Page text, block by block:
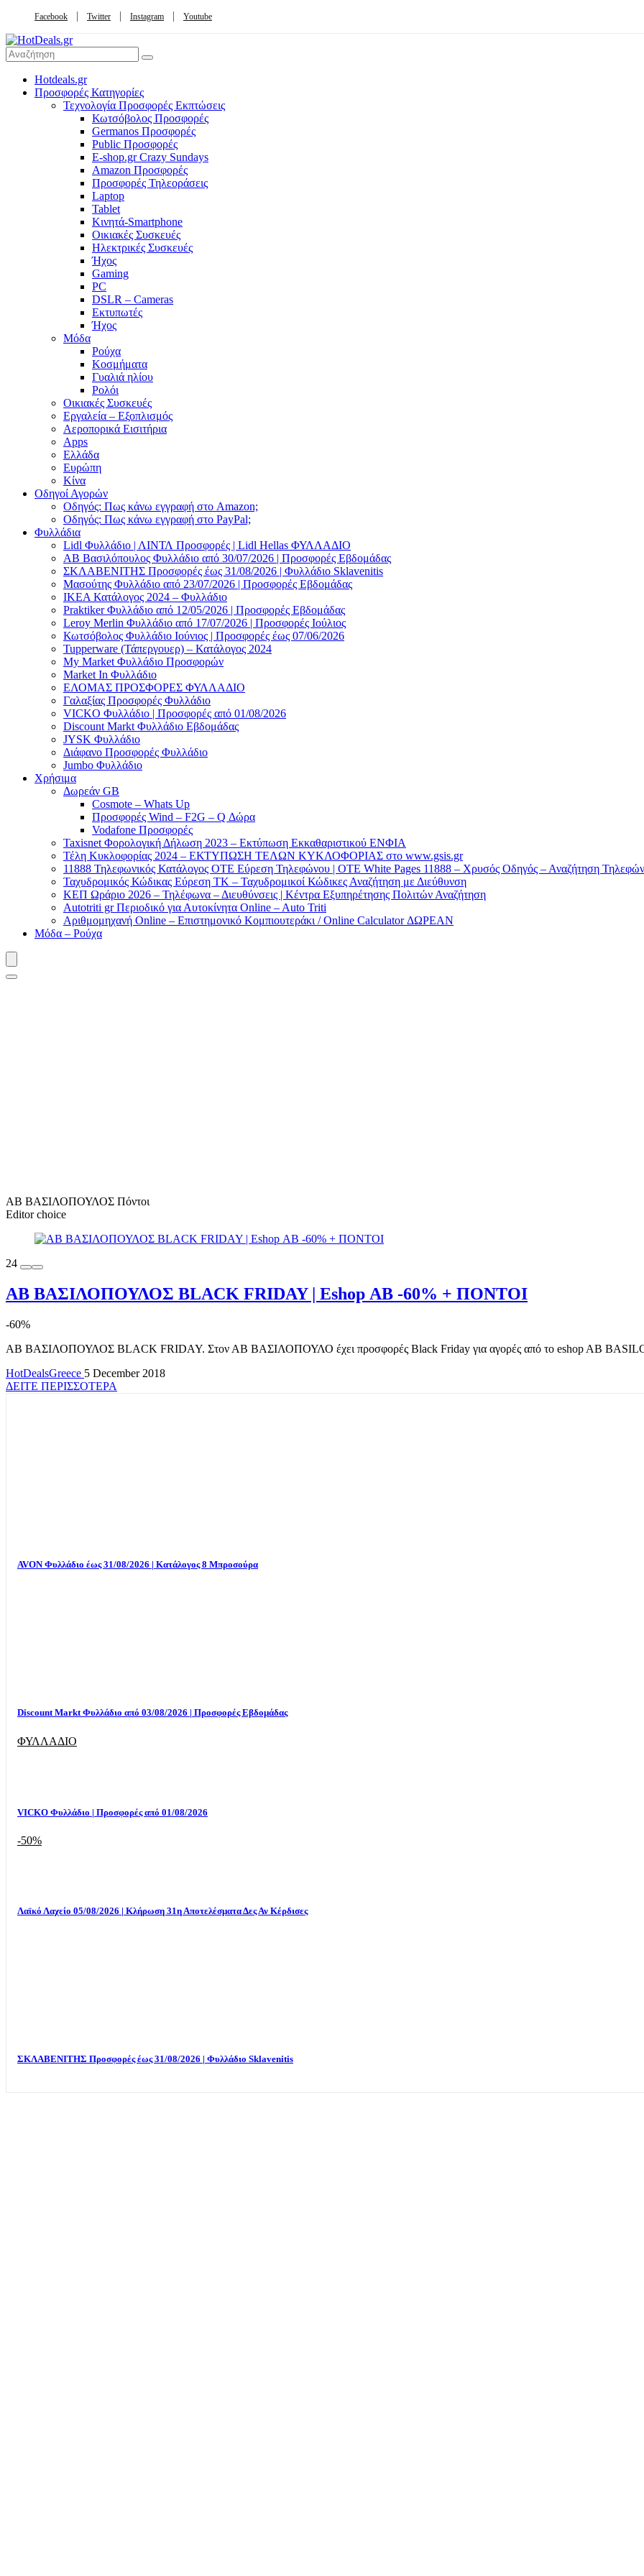
Facebook Twitter Instagram Youtube
Hotdeals.gr
Προσφορές Κατηγορίες
Τεχνολογία Προσφορές Εκπτώσεις
Κωτσόβολος Προσφορές
Germanos Προσφορές
Public Προσφορές
E-shop.gr Crazy Sundays
Amazon Προσφορές
Προσφορές Τηλεοράσεις
Laptop
Tablet
Κινητά-Smartphone
Οικιακές Συσκευές
Hλεκτρικές Συσκευές
Ήχος
Gaming
PC
DSLR – Cameras
Εκτυπωτές
Ήχος
Μόδα
Ρούχα
Κοσμήματα
Γυαλιά ηλίου
Ρολόι
Οικιακές Συσκευές
Εργαλεία – Εξοπλισμός
Αεροπορικά Εισιτήρια
Apps
Ελλάδα
Ευρώπη
Κίνα
Οδηγοί Αγορών
Οδηγός: Πως κάνω εγγραφή στο Amazon;
Οδηγός: Πως κάνω εγγραφή στο PayPal;
Φυλλάδια
Lidl Φυλλάδιο | ΛΙΝΤΛ Προσφορές | Lidl Hellas ΦΥΛΛΑΔΙΟ
AB Βασιλόπουλος Φυλλάδιο από 30/07/2026 | Προσφορές Εβδομάδας
ΣΚΛΑΒΕΝΙΤΗΣ Προσφορές έως 31/08/2026 | Φυλλάδιο Sklavenitis
Μασούτης Φυλλάδιο από 23/07/2026 | Προσφορές Εβδομάδας
ΙΚΕΑ Κατάλογος 2024 – Φυλλάδιο
Praktiker Φυλλάδιο από 12/05/2026 | Προσφορές Εβδομάδας
Leroy Merlin Φυλλάδιο από 17/07/2026 | Προσφορές Ιούλιος
Κωτσόβολος Φυλλάδιο Ιούνιος | Προσφορές έως 07/06/2026
Tupperware (Τάπεργουερ) – Κατάλογος 2024
My Market Φυλλάδιο Προσφορών
Market In Φυλλάδιο
ΕΛΟΜΑΣ ΠΡΟΣΦΟΡΕΣ ΦΥΛΛΑΔΙΟ
Γαλαξίας Προσφορές Φυλλάδιο
VICKO Φυλλάδιο | Προσφορές από 01/08/2026
Discount Markt Φυλλάδιο Εβδομάδας
JYSK Φυλλάδιο
Διάφανο Προσφορές Φυλλάδιο
Jumbo Φυλλάδιο
Χρήσιμα
Δωρεάν GB
Cosmote – Whats Up
Προσφορές Wind – F2G – Q Δώρα
Vodafone Προσφορές
Taxisnet Φορολογική Δήλωση 2023 – Εκτύπωση Εκκαθαριστικού EΝΦΙΑ
Τέλη Kυκλοφορίας 2024 – ΕΚΤΥΠΩΣΗ ΤΕΛΩΝ ΚΥΚΛΟΦΟΡΙΑΣ στο www.gsis.gr
11888 Τηλεφωνικός Κατάλογος ΟΤΕ Εύρεση Τηλεφώνου | OTE White Pages 11888 – Χρυσός Οδηγός – Αναζήτηση
Ταχυδρομικός Κώδικας Εύρεση ΤΚ – Ταχυδρομικοί Κώδικες Αναζήτηση με Διεύθυνση
ΚΕΠ Ωράριο 2026 – Τηλέφωνα – Διευθύνσεις | Κέντρα Εξυπηρέτησης Πολιτών Αναζήτηση
Autotriti gr Περιοδικό για Αυτοκίνητα Online – Auto Triti
Αριθμομηχανή Online – Επιστημονικό Κομπιουτεράκι / Online Calculator ΔΩΡΕΑΝ
Μόδα – Ρούχα
ΑΒ ΒΑΣΙΛΟΠΟΥΛΟΣ Πόντοι
Editor choice
24
ΑΒ ΒΑΣΙΛΟΠΟΥΛΟΣ BLACK FRIDAY | Eshop ΑΒ -60% + ΠΟΝΤΟΙ
-60%
ΑΒ ΒΑΣΙΛΟΠΟΥΛΟΣ BLACK FRIDAY. Στον ΑΒ ΒΑΣΙΛΟΠΟΥΛΟ έχει προσφορές Black Friday για αγορές από το eshop AB
HotDealsGreece 5 December 2018
ΔΕΙΤΕ ΠΕΡΙΣΣΟΤΕΡΑ
AVON Φυλλάδιο έως 31/08/2026 | Κατάλογος 8 Μπροσούρα
Discount Markt Φυλλάδιο από 03/08/2026 | Προσφορές Εβδομάδας
ΦΥΛΛΑΔΙΟ
VICKO Φυλλάδιο | Προσφορές από 01/08/2026
-50%
Λαϊκό Λαχείο 05/08/2026 | Κλήρωση 31η Αποτελέσματα Δες Αν Κέρδισες
ΣΚΛΑΒΕΝΙΤΗΣ Προσφορές έως 31/08/2026 | Φυλλάδιο Sklavenitis